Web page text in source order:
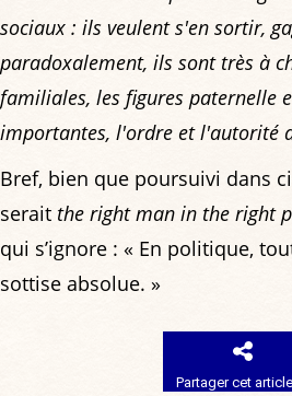
sociaux : ils veulent s'en sortir,
paradoxalement, ils sont très à
familiales, les figures paternelle
importantes, l'ordre et l'autorité
Bref, bien que poursuivi dans
serait the right man in the right
qui s’ignore : « En politique,
sottise absolue. »
Partager cet article